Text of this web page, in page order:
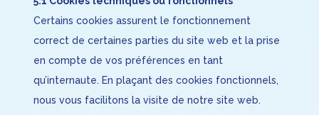
Certains cookies assurent le fonctionnement
correct de certaines parties du site web et la prise
en compte de vos préférences en tant
qu’internaute. En plaçant des cookies fonctionnels,
nous vous facilitons la visite de notre site web.